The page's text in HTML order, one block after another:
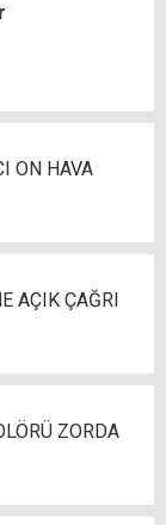
ON HAVA
AÇIK ÇAĞRI
ZORDA